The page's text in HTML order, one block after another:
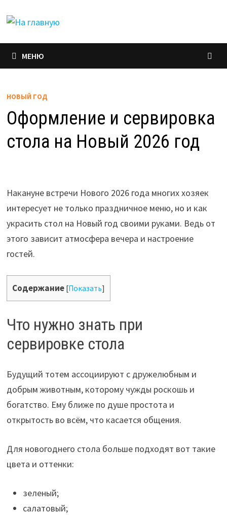
МЕНЮ
НОВЫЙ ГОД
Оформление и сервировка
стола на Новый 2026 год
Накануне встречи Нового 2026 года многих хозяек
интересует не только праздничное меню, но и как
украсить стол на Новый год своими руками. Ведь от
этого зависит атмосфера вечера и настроение
гостей.
Содержание [Показать]
Что нужно знать при
сервировке стола
Будущий тотем ассоциируют с дружелюбным и
добрым животным, которому чужды роскошь и
богатство. Ему ближе по душе простота и
открытость во всём, что касается общения.
Для новогоднего стола больше подходят вот такие
цвета и оттенки:
зеленый;
салатовый;